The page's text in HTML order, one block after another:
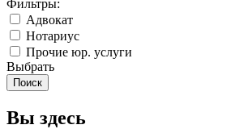
Фильтры:
Адвокат
Нотариус
Прочие юр. услуги
Выбрать
Вы здесь